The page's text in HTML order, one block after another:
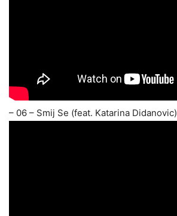
– 06 – Smij Se (feat. Katarina Didanovic)